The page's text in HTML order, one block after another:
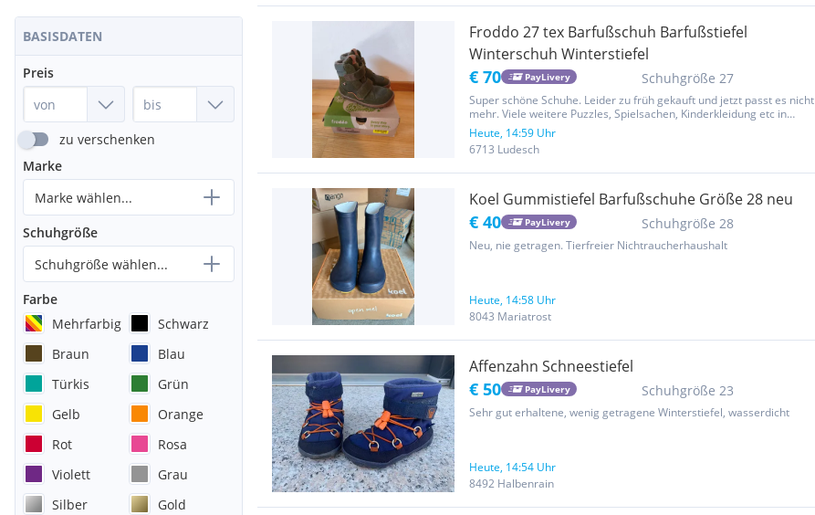
BASISDATEN
Preis
zu verschenken
Marke
Marke wählen...
Schuhgröße
Schuhgröße wählen...
Farbe
Mehrfarbig
Schwarz
Braun
Blau
Türkis
Grün
Gelb
Orange
Rot
Rosa
Violett
Grau
Silber
Gold
Froddo 27 tex Barfußschuh Barfußstiefel
Winterschuh Winterstiefel
€ 70 PayLivery Schuhgröße 27
Super schöne Schuhe. Leider zu früh gekauft und jetzt passt es nicht
mehr. Viele weitere Puzzles, Spielsachen, Kinderkleidung etc in
meinen Inseraten - gerne Screenshots von den Sachen als
Nachricht mit Preisvorstellung schreiben dann stelle ich ein...
Heute, 14:59 Uhr
6713 Ludesch
Koel Gummistiefel Barfußschuhe Größe 28 neu
€ 40 PayLivery Schuhgröße 28
Neu, nie getragen. Tierfreier Nichtraucherhaushalt
Heute, 14:58 Uhr
8043 Mariatrost
Affenzahn Schneestiefel
€ 50 PayLivery Schuhgröße 23
Sehr gut erhaltene, wenig getragene Winterstiefel, wasserdicht
Heute, 14:54 Uhr
8492 Halbenrain